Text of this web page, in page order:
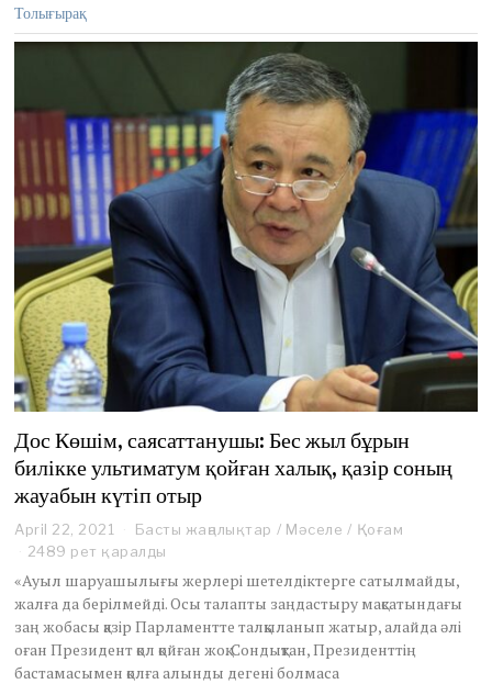
Толығырақ
Дос Көшім, саясаттанушы: Бес жыл бұрын
билікке ультиматум қойған халық, қазір соның
жауабын күтіп отыр
April 22, 2021
p
i
l
2
2
,
Басты жаңалықтар / Мәселе / Қоғам
2489 рет қаралды
«Ауыл шаруашылығы жерлері шетелдіктерге сатылмайды,
жалға да берілмейді. Осы талапты заңдастыру мақсатындағы
заң жобасы қазір Парламентте талқыланып жатыр, алайда әлі
оған Президент қол қойған жоқ. Сондықтан, Президенттің
бастамасымен қолға алынды дегені болмаса